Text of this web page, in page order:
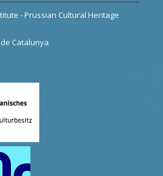
- Prussian Cultural Heritage
Catalunya